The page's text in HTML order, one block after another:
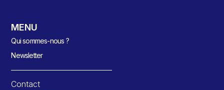
MENU
Qui sommes-nous ?
Newsletter
Contact